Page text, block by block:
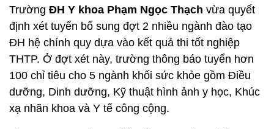
Trường ĐH Y khoa Phạm Ngọc Thạch vừa quyết
định xét tuyển bổ sung đợt 2 nhiều ngành đào tạo
ĐH hệ chính quy dựa vào kết quả thi tốt nghiệp
THTP. Ở đợt xét này, trường thông báo tuyển hơn
100 chỉ tiêu cho 5 ngành khối sức khỏe gồm Điều
dưỡng, Dinh dưỡng, Kỹ thuật hình ảnh y học, Khúc
xạ nhãn khoa và Y tế công cộng.